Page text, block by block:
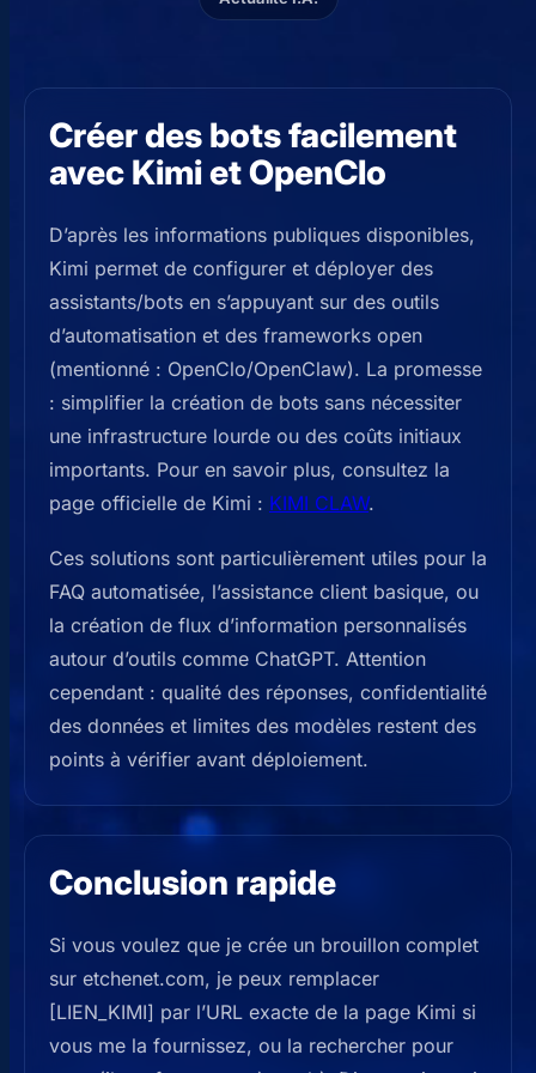
Créer des bots facilement
avec Kimi et OpenClo
D’après les informations publiques disponibles,
Kimi permet de configurer et déployer des
assistants/bots en s’appuyant sur des outils
d’automatisation et des frameworks open
(mentionné : OpenClo/OpenClaw). La promesse
: simplifier la création de bots sans nécessiter
une infrastructure lourde ou des coûts initiaux
importants. Pour en savoir plus, consultez la
page officielle de Kimi : KIMI CLAW.
Ces solutions sont particulièrement utiles pour la
FAQ automatisée, l’assistance client basique, ou
la création de flux d’information personnalisés
autour d’outils comme ChatGPT. Attention
cependant : qualité des réponses, confidentialité
des données et limites des modèles restent des
points à vérifier avant déploiement.
Conclusion rapide
Si vous voulez que je crée un brouillon complet
sur etchenet.com, je peux remplacer
[LIEN_KIMI] par l’URL exacte de la page Kimi si
vous me la fournissez, ou la rechercher pour